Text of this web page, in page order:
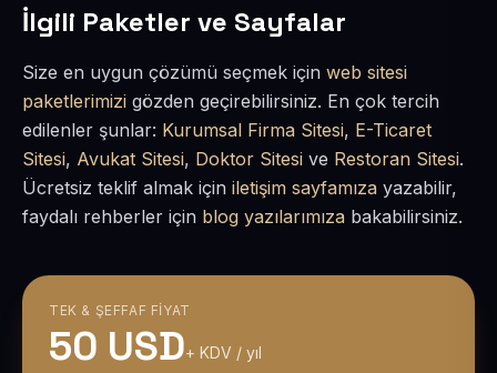
İlgili Paketler ve Sayfalar
Size en uygun çözümü seçmek için web sitesi
paketlerimizi gözden geçirebilirsiniz. En çok tercih
edilenler şunlar: Kurumsal Firma Sitesi, E-Ticaret
Sitesi, Avukat Sitesi, Doktor Sitesi ve Restoran Sitesi.
Ücretsiz teklif almak için iletişim sayfamıza yazabilir,
faydalı rehberler için blog yazılarımıza bakabilirsiniz.
TEK & ŞEFFAF FIYAT
50 USD+ KDV / yıl